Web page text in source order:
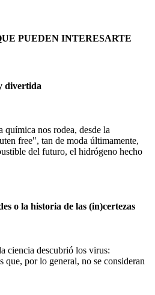
PUEDEN INTERESARTE
divertida
nos rodea, desde la
free", tan de moda últimamente,
del futuro, el hidrógeno hecho
o la historia de las (in)certezas
ciencia descubrió los virus:
que, por lo general, no se consideran